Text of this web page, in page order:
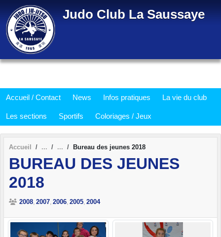
Judo Club La Saussaye
Accueil / Contact News Infos pratiques La vie du club
Les sections Sportifs Coloriages / Jeux
Accueil Bureau des jeunes 2018
BUREAU DES JEUNES
2018
2008 2007 2006 2005 2004
Panneau de gestion des cookies